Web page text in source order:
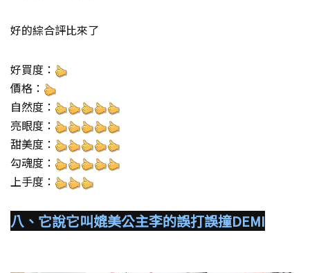
好的綜合評比來了
好買度：
價格：
自然度：
亮眼度：
甜美度：
勾魂度：
上手度：
八、它說它叫媲美公主李的誤打誤撞DEMI